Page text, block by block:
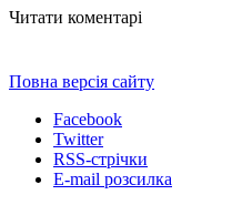
Читати коментарі
Повна версія сайту
Facebook
Twitter
RSS-стрічки
E-mail розсилка